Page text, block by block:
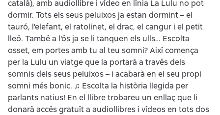
català), amb audiollibre i vídeo en línia La Lulu no pot
dormir. Tots els seus peluixos ja estan dormint – el
tauró, l'elefant, el ratolinet, el drac, el cangur i el petit
lleó. També a l'ós ja se li tanquen els ulls… Escolta
osset, em portes amb tu al teu somni? Així comença
per la Lulu un viatge que la portarà a través dels
somnis dels seus peluixos – i acabarà en el seu propi
somni més bonic. ♫ Escolta la història llegida per
parlants natius! En el llibre trobareu un enllaç que li
donarà accés gratuït a audiollibres i vídeos en tots dos